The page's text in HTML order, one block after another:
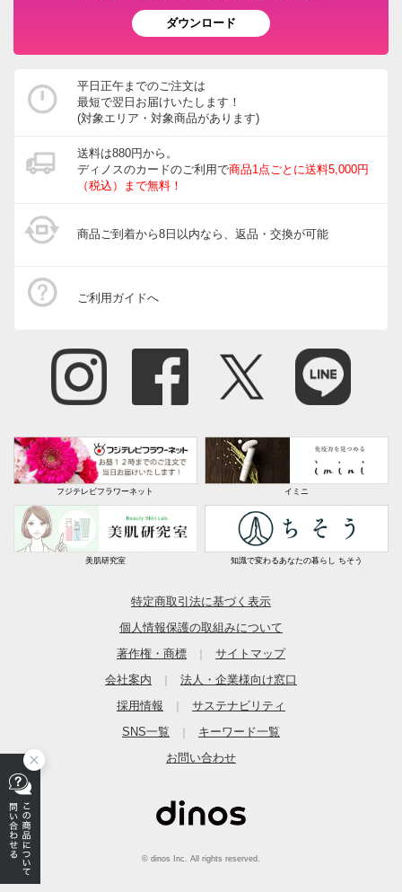
ダウンロード
平日正午までのご注文は
最短で翌日お届けいたします！
(対象エリア・対象商品があります)
送料は880円から。
ディノスのカードのご利用で商品1点ごとに送料5,000円
（税込）まで無料！
商品ご到着から8日以内なら、返品・交換が可能
ご利用ガイドへ
フジテレビフラワーネット イミニ
美肌研究室 知識で変わるあなたの暮らし ちそう
特定商取引法に基づく表示
個人情報保護の取組みについて
著作権・商標
｜
サイトマップ
会社案内
｜
法人・企業様向け窓口
採用情報
｜
サステナビリティ
SNS一覧
｜
キーワード一覧
お問い合わせ
© dinos Inc. All rights reserved.